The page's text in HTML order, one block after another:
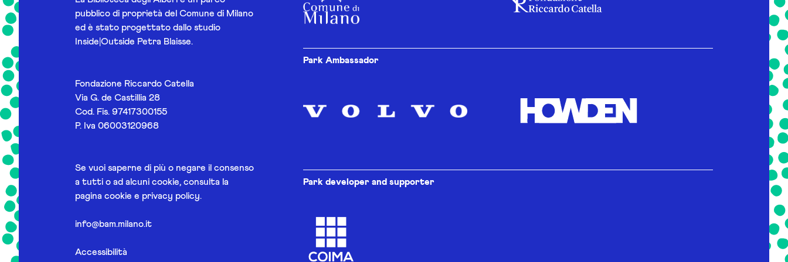
pubblico di proprietà del Comune di Milano
ed è stato progettato dallo studio
Inside|Outside Petra Blaisse.
Fondazione Riccardo Catella
Via G. de Castillia 28
Cod. Fis. 97417300155
P. Iva 06003120968
Se vuoi saperne di più o negare il consenso
a tutti o ad alcuni cookie, consulta la
pagina cookie e privacy policy.
info@bam.milano.it
Accessibilità
Park Ambassador
Park developer and supporter